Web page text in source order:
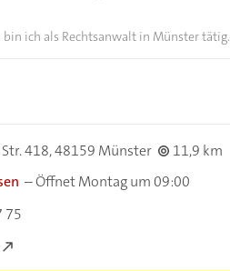
bin ich als Rechtsanwalt in Münster tätig.
418,48159 Münster
11,9 km
–Öffnet Montag um 09:00
75